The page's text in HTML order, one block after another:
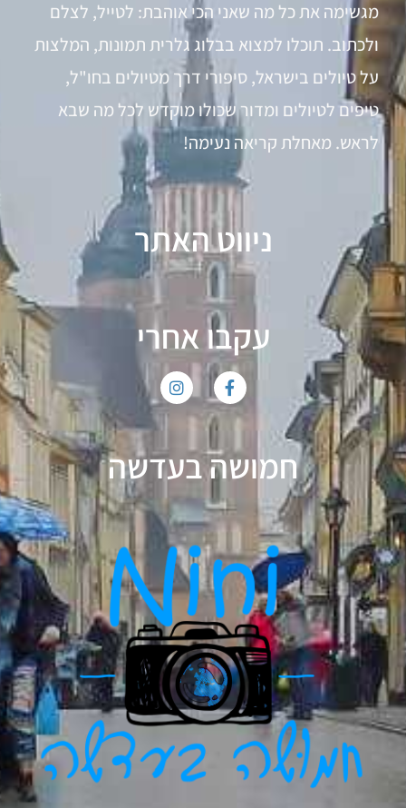
מגשימה את כל מה שאני הכי אוהבת: לטייל, לצלם
ולכתוב. תוכלו למצוא בבלוג גלרית תמונות, המלצות
על טיולים בישראל, סיפורי דרך מטיולים בחו"ל,
טיפים לטיולים ומדור שכולו מוקדש לכל מה שבא
לראש. מאחלת קריאה נעימה!
ניווט האתר
עקבו אחרי
חמושה בעדשה